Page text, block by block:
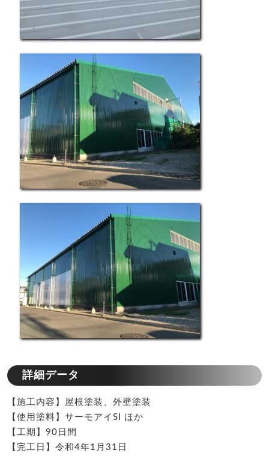
詳細データ
【施工内容】屋根塗装、外壁塗装
【使用塗料】サーモアイSI ほか
【工期】90日間
【完工日】令和4年1月31日